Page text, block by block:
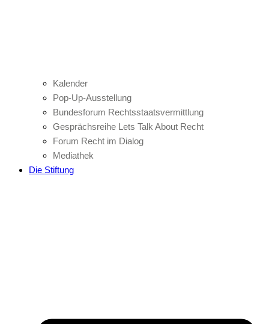
Kalender
Pop-Up-Ausstellung
Bundesforum Rechtsstaatsvermittlung
Gesprächsreihe Lets Talk About Recht
Forum Recht im Dialog
Mediathek
Die Stiftung